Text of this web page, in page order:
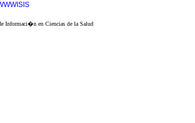
Informaci�n en Ciencias de la Salud